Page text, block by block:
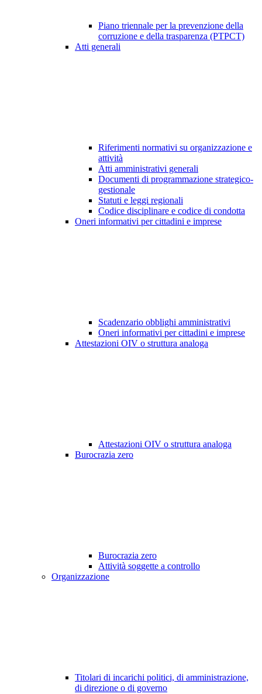
Piano triennale per la prevenzione della
corruzione e della trasparenza (PTPCT)
Atti generali
Riferimenti normativi su organizzazione e
attività
Atti amministrativi generali
Documenti di programmazione strategico-
gestionale
Statuti e leggi regionali
Codice disciplinare e codice di condotta
Oneri informativi per cittadini e imprese
Scadenzario obblighi amministrativi
Oneri informativi per cittadini e imprese
Attestazioni OIV o struttura analoga
Attestazioni OIV o struttura analoga
Burocrazia zero
Burocrazia zero
Attività soggette a controllo
Organizzazione
Titolari di incarichi politici, di amministrazione,
di direzione o di governo